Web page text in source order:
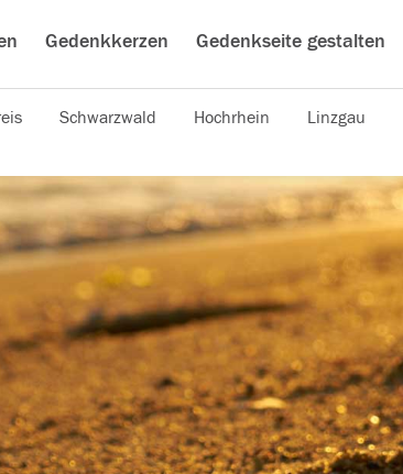
Gedenkkerzen Gedenkseite gestalten
Schwarzwald Hochrhein Linzgau